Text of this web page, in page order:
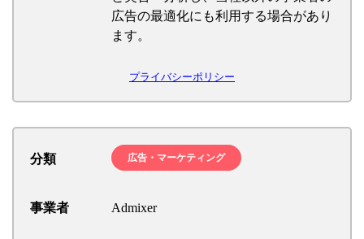
広告の最適化にも利用する場合があり
ます。
プライバシーポリシー
分類 広告・マーケティング
事業者 Admixer